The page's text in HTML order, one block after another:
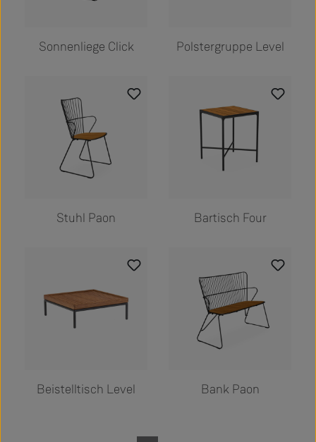
Sonnenliege Click Polstergruppe Level
Stuhl Paon Bartisch Four
Beistelltisch Level Bank Paon